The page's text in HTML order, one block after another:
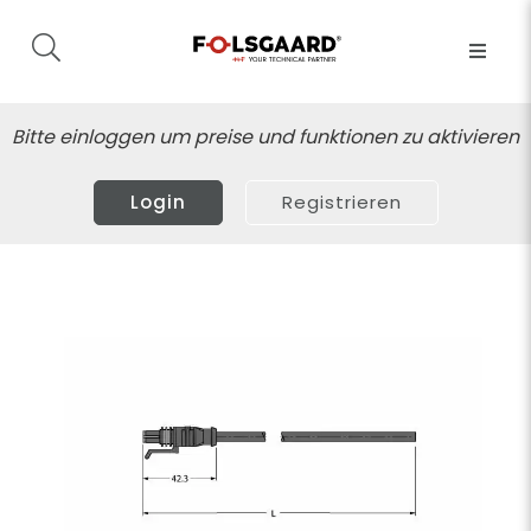
Bitte einloggen um preise und funktionen zu aktivieren
Login Registrieren